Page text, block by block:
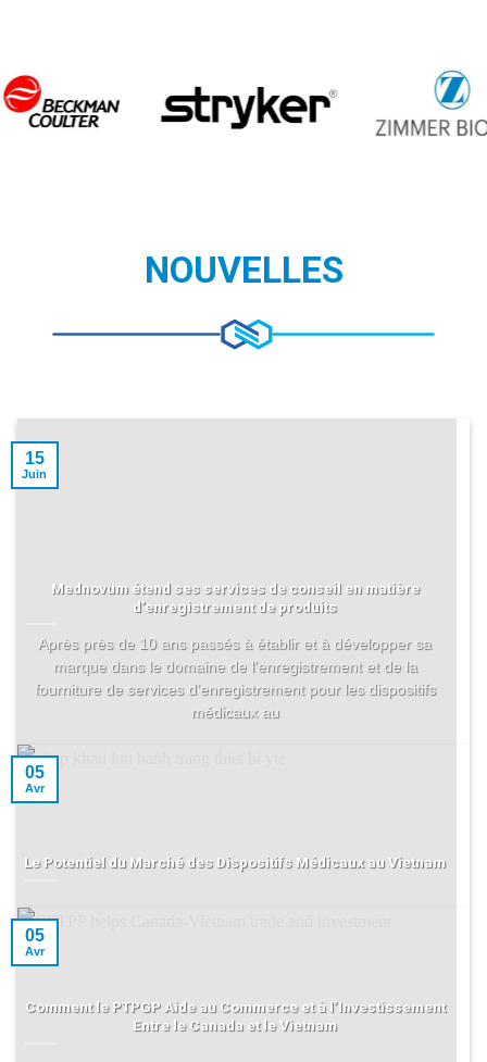
NOUVELLES
Mednovum étend ses services de conseil en matière
d’enregistrement de produits
Après près de 10 ans passés à établir et à développer sa
marque dans le domaine de l’enregistrement et de la
fourniture de services d’enregistrement pour les dispositifs
médicaux au
15
Juin
Le Potentiel du Marché des Dispositifs Médicaux au Vietnam
05
Avr
Comment le PTPGP Aide au Commerce et à l’Investissement
Entre le Canada et le Vietnam
05
Avr